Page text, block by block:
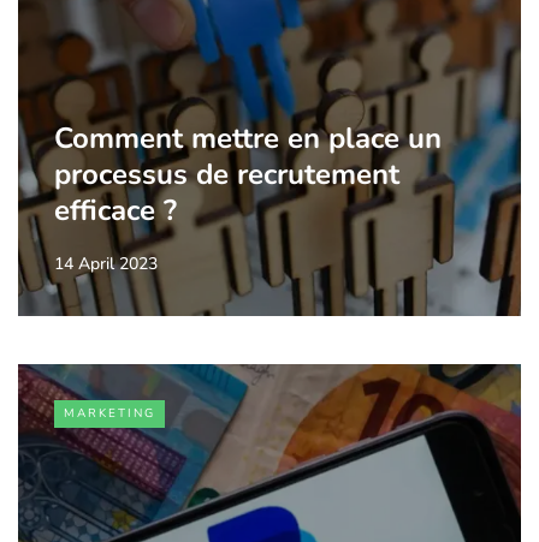
Comment mettre en place un
processus de recrutement
efficace ?
14 April 2023
MARKETING